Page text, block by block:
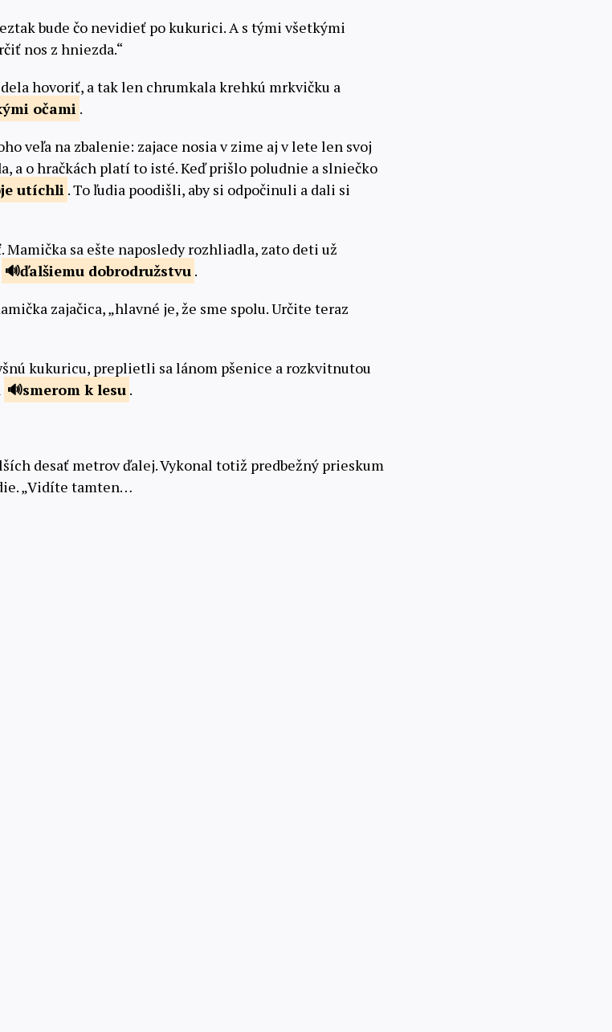
bude čo nevidieť po kukurici. A s tými všetkými
nos z hniezda.“
hovoriť, a tak len chrumkala krehkú mrkvičku a
očami .
veľa na zbalenie: zajace nosia v zime aj v lete len svoj
a o hračkách platí to isté. Keď prišlo poludnie a slniečko
utíchli . To ľudia poodišli, aby si odpočinuli a dali si
sa ešte naposledy rozhliadla, zato deti už
ďalšiemu dobrodružstvu .
zajačica, „hlavné je, že sme spolu. Určite teraz
kukuricu, preplietli sa lánom pšenice a rozkvitnutou
smerom k lesu .
desať metrov ďalej. Vykonal totiž predbežný prieskum
„Vidíte tamten…